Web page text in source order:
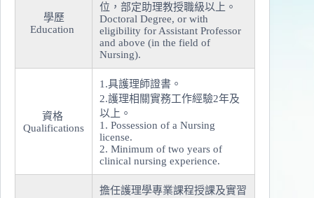
學歷
Education
位，部定助理教授職級以上。
Doctoral Degree, or with
eligibility for Assistant Professor
and above (in the field of
Nursing).
資格
Qualifications
1.具護理師證書。
2.護理相關實務工作經驗2年及
以上。
1. Possession of a Nursing
license.
2. Minimum of two years of
clinical nursing experience.
擔任護理學專業課程授課及實習